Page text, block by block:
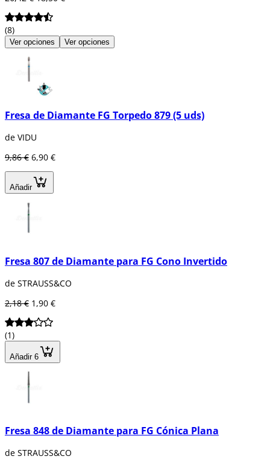
(8)
Ver opciones Ver opciones
Fresa de Diamante FG Torpedo 879 (5 uds)
de VIDU
9,86 € 6,90 €
Añadir
Fresa 807 de Diamante para FG Cono Invertido
de STRAUSS&CO
2,18 € 1,90 €
(1)
Añadir 6
Fresa 848 de Diamante para FG Cónica Plana
de STRAUSS&CO